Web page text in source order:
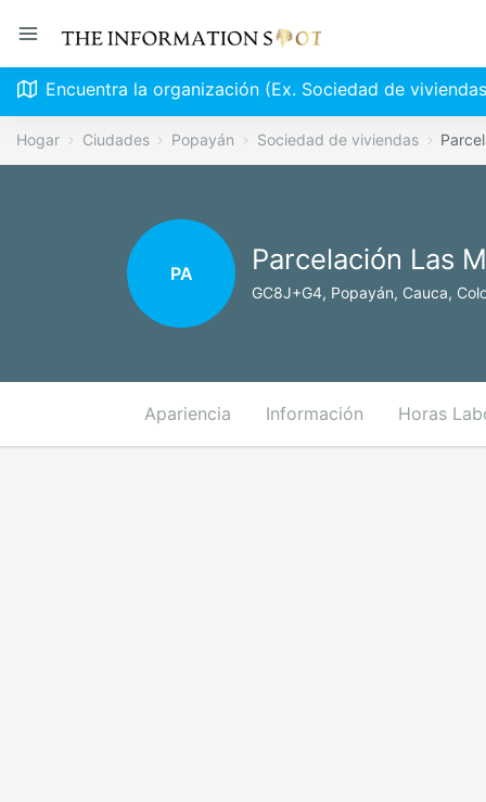
Encuentra la organización (Ex. Sociedad de
Hogar Ciudades Popayán Sociedad de viviendas
PA Parcelación Las
GC8J+G4, Popayán, Cauca,
Apariencia Información Horas